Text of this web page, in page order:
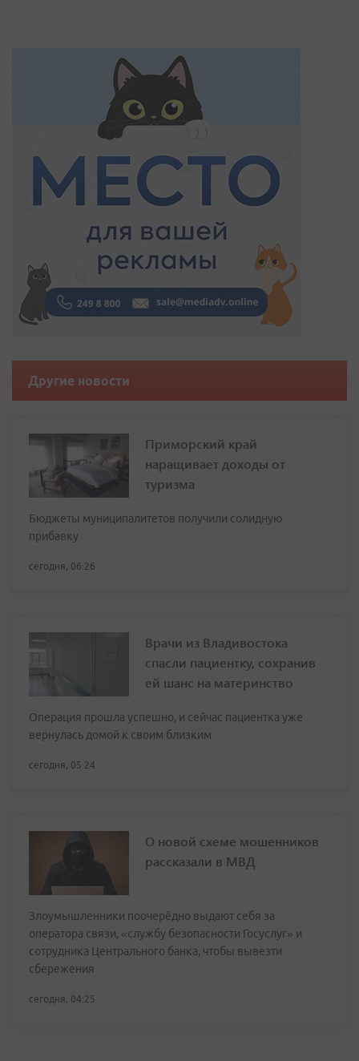
Другие новости
Приморский край
наращивает доходы от
туризма
Бюджеты муниципалитетов получили солидную
прибавку
сегодня, 06:26
Врачи из Владивостока
спасли пациентку, сохранив
ей шанс на материнство
Операция прошла успешно, и сейчас пациентка уже
вернулась домой к своим близким
сегодня, 05:24
О новой схеме мошенников
рассказали в МВД
Злоумышленники поочерёдно выдают себя за
оператора связи, «службу безопасности Госуслуг» и
сотрудника Центрального банка, чтобы вывезти
сбережения
сегодня, 04:25